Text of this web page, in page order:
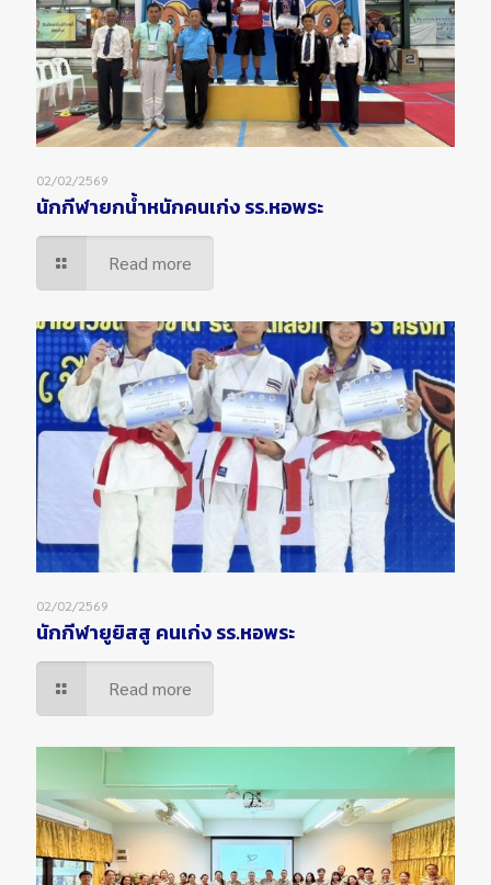
02/02/2569
นักกีฬายกน้ำหนักคนเก่ง รร.หอพระ
Read more
02/02/2569
นักกีฬายูยิสสู คนเก่ง รร.หอพระ
Read more